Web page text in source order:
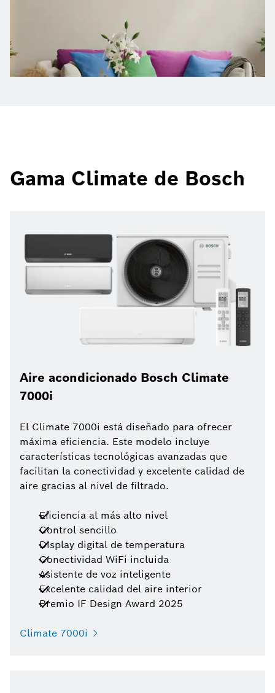
Gama Climate de Bosch
Aire acondicionado Bosch Climate
7000i
El Climate 7000i está diseñado para ofrecer
máxima eficiencia. Este modelo incluye
características tecnológicas avanzadas que
facilitan la conectividad y excelente calidad de
aire gracias al nivel de filtrado.
Eficiencia al más alto nivel
Control sencillo
Display digital de temperatura
Conectividad WiFi incluida
Asistente de voz inteligente
Excelente calidad del aire interior
Premio IF Design Award 2025
Climate 7000i